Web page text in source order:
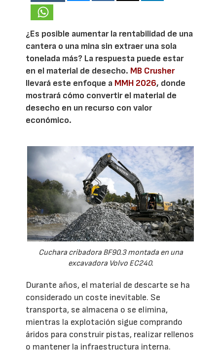
¿Es posible aumentar la rentabilidad de una
cantera o una mina sin extraer una sola
tonelada más? La respuesta puede estar
en el material de desecho. MB Crusher
llevará este enfoque a MMH 2026, donde
mostrará cómo convertir el material de
desecho en un recurso con valor
económico.
Cuchara cribadora BF90.3 montada en una
excavadora Volvo EC240.
Durante años, el material de descarte se ha
considerado un coste inevitable. Se
transporta, se almacena o se elimina,
mientras la explotación sigue comprando
áridos para construir pistas, realizar rellenos
o mantener la infraestructura interna.